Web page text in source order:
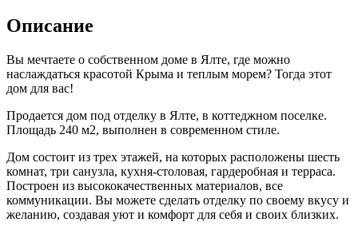
Описание
Вы мечтаете о собственном доме в Ялте, где можно
наслаждаться красотой Крыма и теплым морем? Тогда этот
дом для вас!
Продается дом под отделку в Ялте, в коттеджном поселке.
Площадь 240 м2, выполнен в современном стиле.
Дом состоит из трех этажей, на которых расположены шесть
комнат, три санузла, кухня-столовая, гардеробная и терраса.
Построен из высококачественных материалов, все
коммуникации. Вы можете сделать отделку по своему вкусу и
желанию, создавая уют и комфорт для себя и своих близких.